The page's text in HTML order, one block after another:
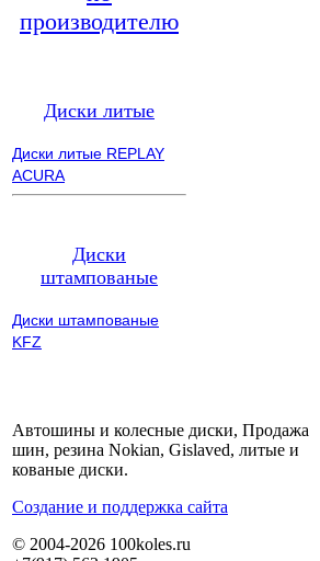
производителю
Диски литые
Диски литые REPLAY
ACURA
Диски
штампованые
Диски штампованые
KFZ
Автошины и колесные диски, Продажа
шин, резина Nokian, Gislaved, литые и
кованые диски.
Cоздание и поддержка сайта
© 2004-2026 100koles.ru